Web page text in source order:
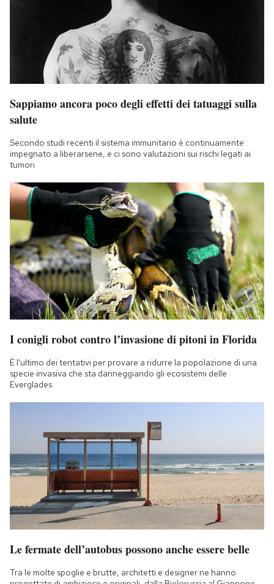
Area Personale
Newsletter
Notifiche mobile
Regala il Post
Hai bisogno di aiuto?
Sappiamo ancora poco degli effetti dei tatuaggi sulla
salute
Secondo studi recenti il sistema immunitario è continuamente
impegnato a liberarsene, e ci sono valutazioni sui rischi legati ai
tumori
I conigli robot contro l’invasione di pitoni in Florida
È l'ultimo dei tentativi per provare a ridurre la popolazione di una
specie invasiva che sta danneggiando gli ecosistemi delle
Everglades
Le fermate dell’autobus possono anche essere belle
Tra le molte spoglie e brutte, architetti e designer ne hanno